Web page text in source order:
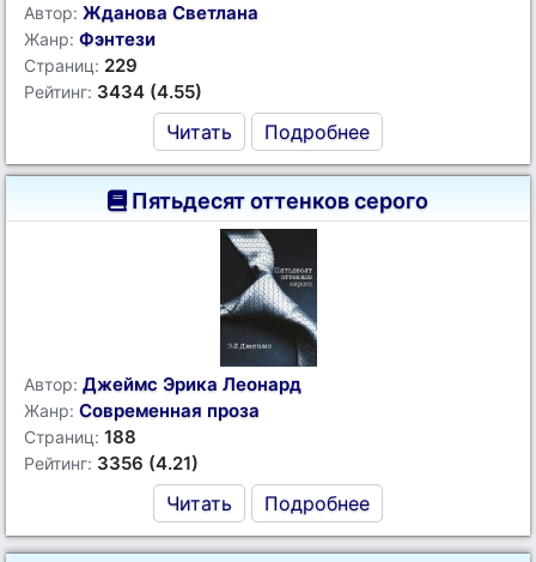
Автор: Жданова Светлана
Жанр: Фэнтези
Страниц: 229
Рейтинг: 3434 (4.55)
Читать Подробнее
Пятьдесят оттенков серого
Автор: Джеймс Эрика Леонард
Жанр: Современная проза
Страниц: 188
Рейтинг: 3356 (4.21)
Читать Подробнее